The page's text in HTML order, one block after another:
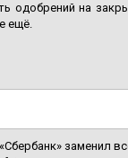
одобрений на
ещё.
заменил